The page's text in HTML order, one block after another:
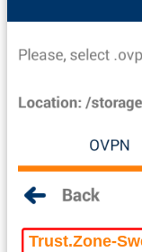
Trust.Zone-